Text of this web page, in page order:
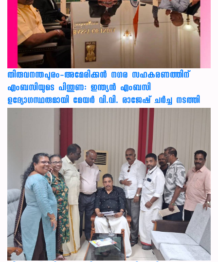
തിരുവനന്തപുരം-അമേരിക്കന്‍ നഗര സഹകരണത്തിന്
എംബസിയുടെ പിന്തുണ: ഇന്ത്യന്‍ എംബസി
ഉദ്യോഗസ്ഥരുമായി മേയര്‍ വി.വി. രാജേഷ് ചര്‍ച്ച നടത്തി